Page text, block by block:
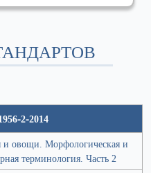
2-2014
овощи. Морфологическая и
терминология. Часть 2